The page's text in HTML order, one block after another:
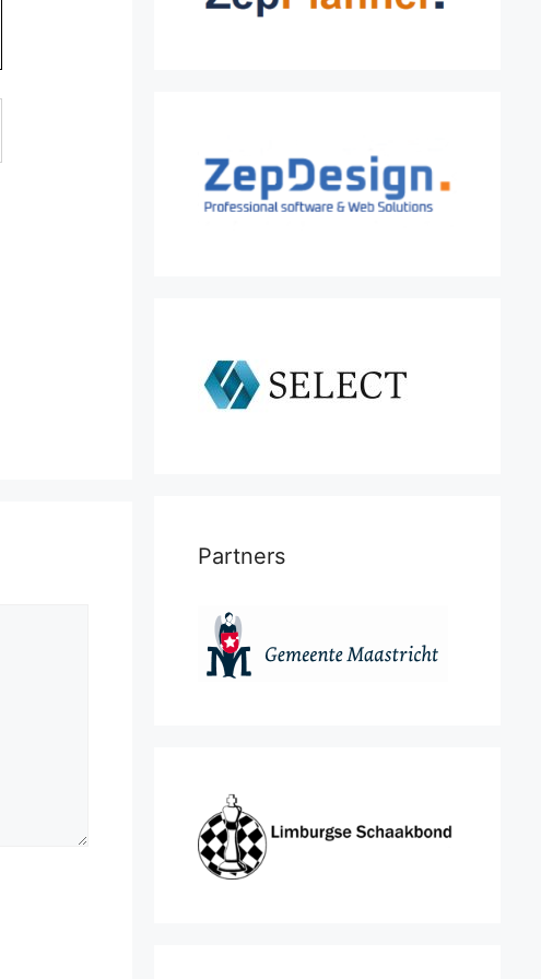
Partners